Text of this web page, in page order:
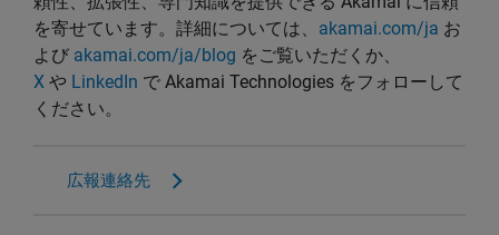
を寄せています。詳細については、 akamai.com/ja お
よび akamai.com/ja/blog をご覧いただくか、
X や LinkedIn で Akamai Technologies をフォローして
ください。
広報連絡先